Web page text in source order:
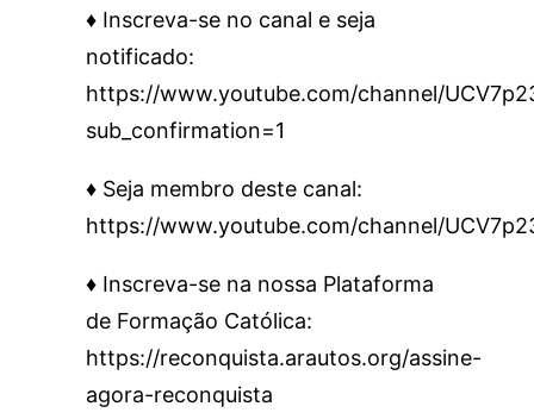
♦️ Inscreva-se no canal e seja
notificado:
https://www.youtube.com/channel/
sub_confirmation=1
♦️ Seja membro deste canal:
https://www.youtube.com/channel/
♦️ Inscreva-se na nossa Plataforma
de Formação Católica:
https://reconquista.arautos.org/assine-
agora-reconquista